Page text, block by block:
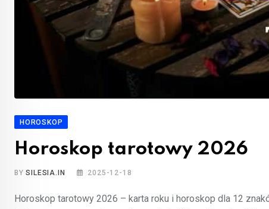
HOROSKOP
Horoskop tarotowy 2026
BYSILESIA.IN 2025-12-18
Horoskop tarotowy 2026 – karta roku i horoskop dla 12